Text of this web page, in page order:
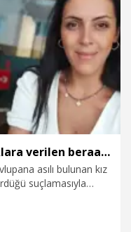
Duygu ölü bulunmuştu; sanıklara verilen beraat kararı bozuldu
asılı bulunan kız
suçlamasıyla